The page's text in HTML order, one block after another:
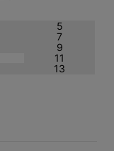
5
7
9
11
13